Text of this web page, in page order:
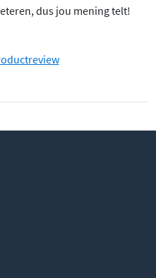
dus jou mening telt!